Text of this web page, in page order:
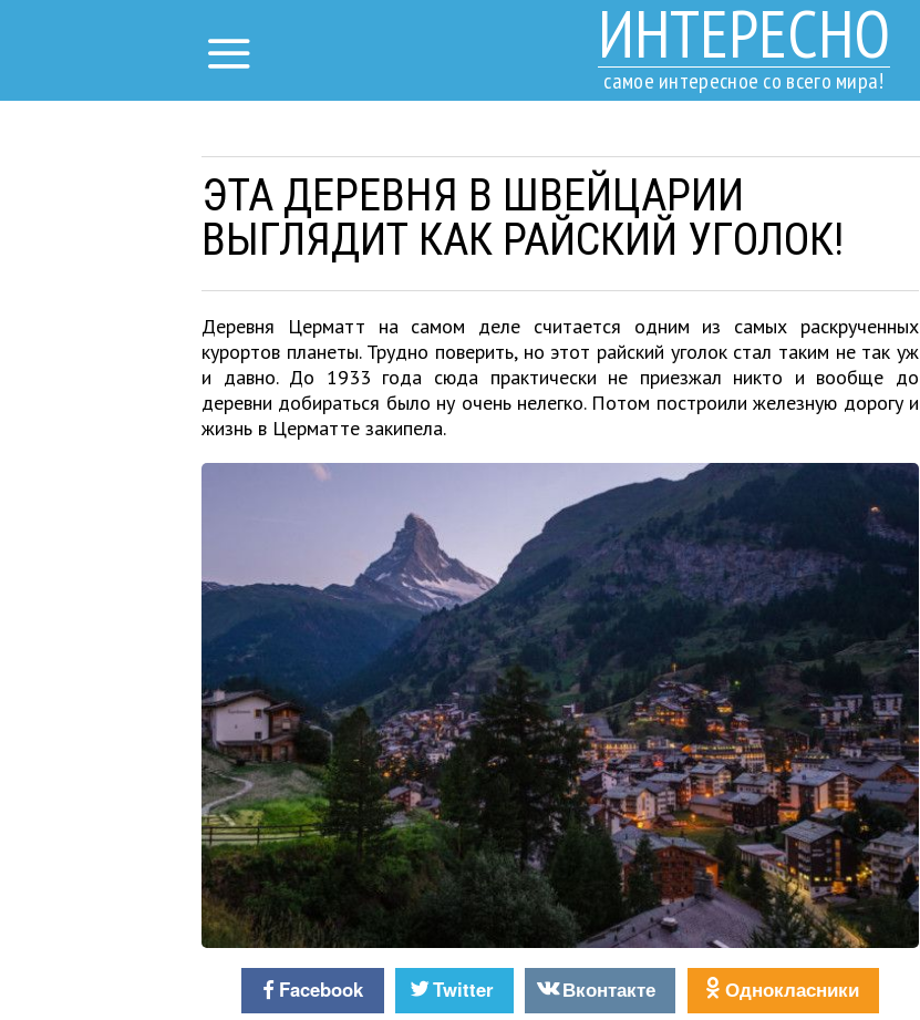
ИНТЕРЕСНО
самое интересное со всего мира!
ЭТА ДЕРЕВНЯ В ШВЕЙЦАРИИ
ВЫГЛЯДИТ КАК РАЙСКИЙ УГОЛОК!
Деревня Церматт на самом деле считается одним из самых раскрученных
курортов планеты. Трудно поверить, но этот райский уголок стал таким не так уж
и давно. До 1933 года сюда практически не приезжал никто и вообще до
деревни добираться было ну очень нелегко. Потом построили железную дорогу и
жизнь в Церматте закипела.
Facebook Twitter Вконтакте Однокласники